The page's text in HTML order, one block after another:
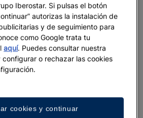
decorado que una playa o una
apuesta poruna ambientación
protagonismo a la
de lino o de algodón para
unos cojines para sentarse y
a base de farolillos solares o
la atmósfera ideal. Recuerda
prohibido encender
Iberostar. Si pulsas el botón
autorizas la instalación de
y de seguimiento para
como Google trata tu
aquí. Puedes consultar nuestra
o rechazar las cookies
cookies y continuar